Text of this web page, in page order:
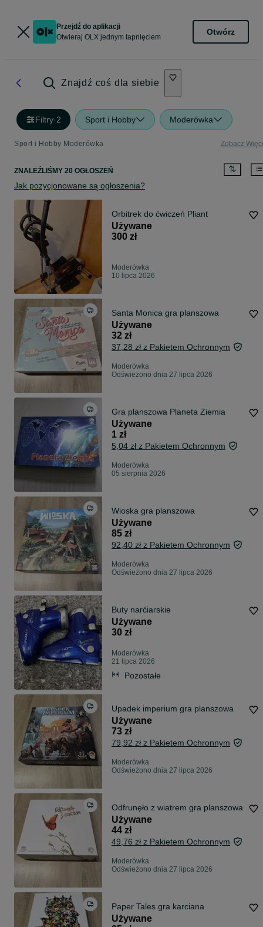
Przejdź do aplikacji
Otwieraj OLX jednym tapnięciem
Otwórz
Znajdź coś dla siebie
Filtry·2 Sport i Hobby Moderówka
Sport i Hobby Moderówka Zobacz
ZNALEŹLIŚMY 20 OGŁOSZEŃ
Jak pozycjonowane są ogłoszenia?
Orbitrek do ćwiczeń Pliant
Używane
300 zł
Moderówka
10 lipca 2026
Santa Monica gra planszowa
Używane
32 zł
37,28 zł z Pakietem Ochronnym
Moderówka
Odświeżono dnia 27 lipca 2026
Gra planszowa Planeta Ziemia
Używane
1 zł
5,04 zł z Pakietem Ochronnym
Moderówka
05 sierpnia 2026
Wioska gra planszowa
Używane
85 zł
92,40 zł z Pakietem Ochronnym
Moderówka
Odświeżono dnia 27 lipca 2026
Buty narćiarskie
Używane
30 zł
Moderówka
21 lipca 2026
Pozostałe
Upadek imperium gra planszowa
Używane
73 zł
79,92 zł z Pakietem Ochronnym
Moderówka
Odświeżono dnia 27 lipca 2026
Odfrunęło z wiatrem gra planszowa
Używane
44 zł
49,76 zł z Pakietem Ochronnym
Moderówka
Odświeżono dnia 27 lipca 2026
Paper Tales gra karciana
Używane